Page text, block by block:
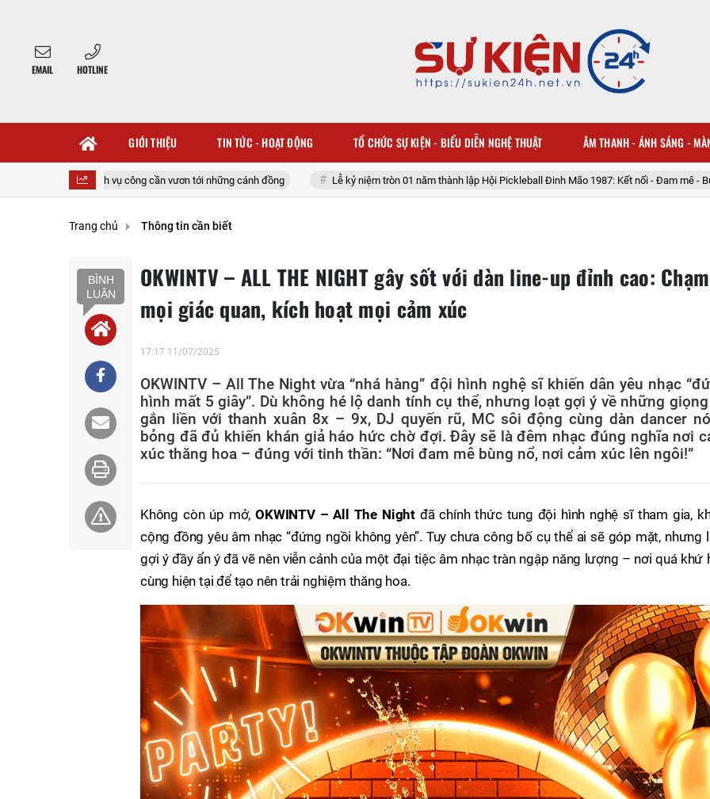
EMAIL HOTLINE
GIỚI THIỆU TIN TỨC - HOẠT ĐỘNG TỔ CHỨC SỰ KIỆN - BIỂU DIỄN NGHỆ THUẬT ÂM THANH - ÁNH SÁNG -
vụ công cần vươn tới những cánh đồng Lễ kỷ niệm tròn 01 năm thành lập Hội Pickleball Đinh Mão 1987: Kết nối - Đam mê - Bứt phá Chủ
Trang chủ Thông tin cần biết
BÌNH
LUẬN
OKWINTV – ALL THE NIGHT gây sốt với dàn line-up đỉnh cao: Chạm
mọi giác quan, kích hoạt mọi cảm xúc
17:17 11/07/2025
OKWINTV – All The Night vừa “nhá hàng” đội hình nghệ sĩ khiến dân yêu nhạc
hình mất 5 giây”. Dù không hé lộ danh tính cụ thể, nhưng loạt gợi ý về những
gắn liền với thanh xuân 8x – 9x, DJ quyến rũ, MC sôi động cùng dàn dancer
bỏng đã đủ khiến khán giả háo hức chờ đợi. Đây sẽ là đêm nhạc đúng nghĩa nơi
xúc thăng hoa – đúng với tinh thần: “Nơi đam mê bùng nổ, nơi cảm xúc lên ngôi!”
Không còn úp mở,OKWINTV – All The Night đã chính thức tung đội hình nghệ sĩ tham gia,
cộng đồng yêu âm nhạc “đứng ngồi không yên”. Tuy chưa công bố cụ thể ai sẽ góp mặt, nhưng
gợi ý đầy ẩn ý đã vẽ nên viễn cảnh của một đại tiệc âm nhạc tràn ngập năng lượng – nơi quá khứ
cùng hiện tại để tạo nên trải nghiệm thăng hoa.